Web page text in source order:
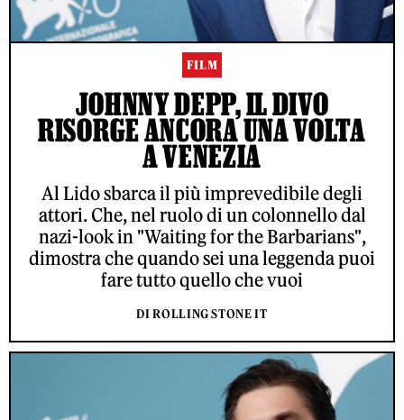
FILM
JOHNNY DEPP, IL DIVO
RISORGE ANCORA UNA VOLTA
A VENEZIA
Al Lido sbarca il più imprevedibile degli
attori. Che, nel ruolo di un colonnello dal
nazi-look in "Waiting for the Barbarians",
dimostra che quando sei una leggenda puoi
fare tutto quello che vuoi
DI ROLLING STONE IT